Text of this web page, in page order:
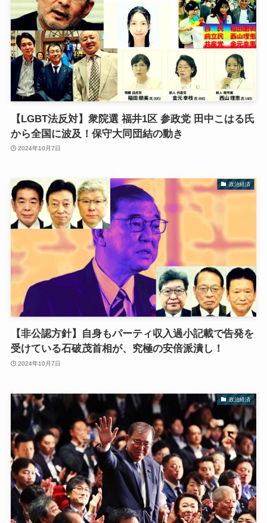
【LGBT法反対】衆院選 福井1区 参政党 田中こはる氏
から全国に波及！保守大同団結の動き
2024年10月7日
政治経済
【非公認方針】自身もパーティ収入過小記載で告発を
受けている石破茂首相が、究極の安倍派潰し！
2024年10月7日
政治経済